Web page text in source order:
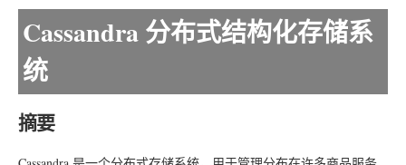
Cassandra 分布式结构化存储系
统
摘要